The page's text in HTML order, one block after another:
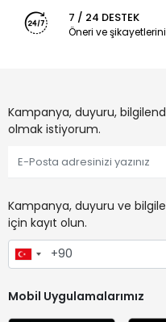
7 / 24 DESTEK
Öneri ve
Kampanya, duyuru,
olmak istiyorum.
Kampanya, duyuru ve
için kayıt olun.
Mobil Uygulamalarımız